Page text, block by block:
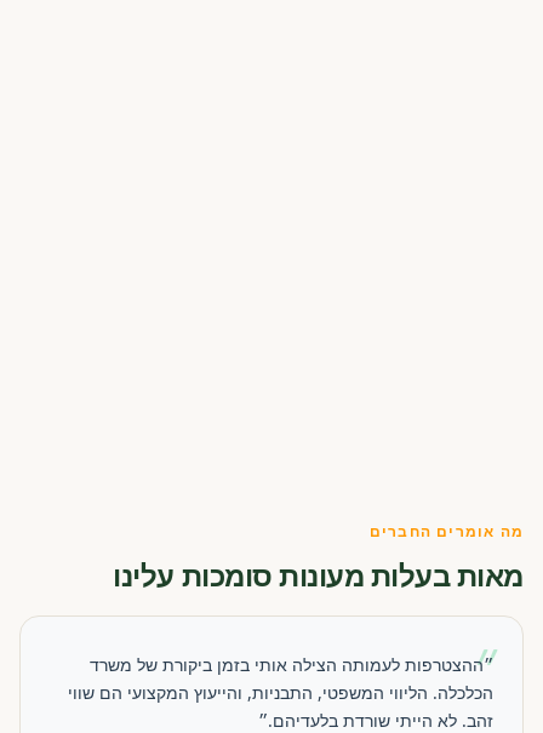
מה אומרים החברים
מאות בעלות מעונות סומכות עלינו
״
״ההצטרפות לעמותה הצילה אותי בזמן ביקורת של משרד
הכלכלה. הליווי המשפטי, התבניות, והייעוץ המקצועי הם שווי
זהב. לא הייתי שורדת בלעדיהם.״